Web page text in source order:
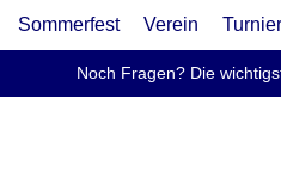
Sommerfest Verein
Noch Fragen? Die